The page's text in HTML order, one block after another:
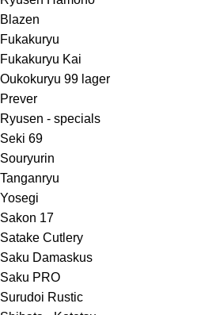
Blazen
Fukakuryu
Fukakuryu Kai
Oukokuryu 99 lager
Prever
Ryusen - specials
Seki 69
Souryurin
Tanganryu
Yosegi
Sakon 17
Satake Cutlery
Saku Damaskus
Saku PRO
Surudoi Rustic